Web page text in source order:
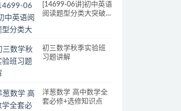
[14699-06讲]初中英语
阅读题型分类大突破
初三数学秋季实验班
习题讲解
洋葱数学 高中数学全
套必修+选修知识点